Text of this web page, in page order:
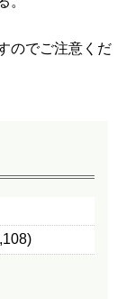
のでご注意くだ